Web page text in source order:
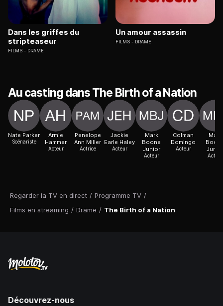
Regarder la TV en direct / Programme TV /
Films en streaming / Drame / The Birth of a Nation
Dans les griffes du
stripteaseur
FILMS DRAME
Un amour assassin
FILMS DRAME
Au casting dans The Birth of a Nation
Nate Parker
Scénariste
Armie
Hammer
Acteur
Penelope
Ann Miller
Actrice
Jackie
Earle Haley
Acteur
Mark
Boone
Junior
Acteur
Colman
Domingo
Acteur
Mark
Acteur
Découvrez-nous